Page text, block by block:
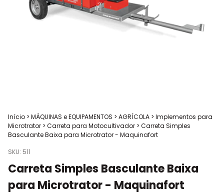
Início > MÁQUINAS e EQUIPAMENTOS > AGRÍCOLA > Implementos para
Microtrator > Carreta para Motocultivador > Carreta Simples
Basculante Baixa para Microtrator - Maquinafort
SKU: 511
Carreta Simples Basculante Baixa
para Microtrator - Maquinafort